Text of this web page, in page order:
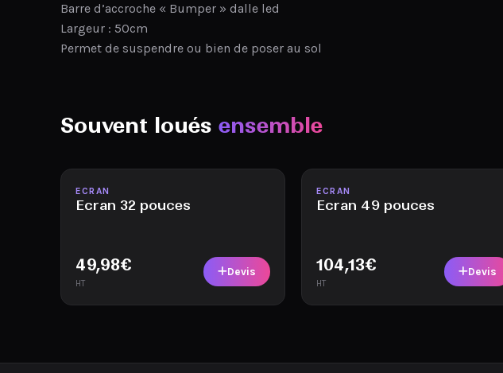
Barre d’accroche « Bumper » dalle led
Largeur : 50cm
Permet de suspendre ou bien de poser au sol
Souvent loués ensemble
Disponible
ECRAN
Ecran 32 pouces
49,98€
HT
Devis
Disponible
ECRAN
Ecran 49 pouces
104,13€
HT
Devis